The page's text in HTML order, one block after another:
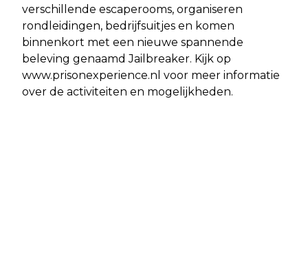
verschillende escaperooms, organiseren
rondleidingen, bedrijfsuitjes en komen
binnenkort met een nieuwe spannende
beleving genaamd Jailbreaker. Kijk op
www.prisonexperience.nl voor meer informatie
over de activiteiten en mogelijkheden.